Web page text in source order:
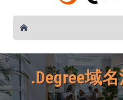
.degree域